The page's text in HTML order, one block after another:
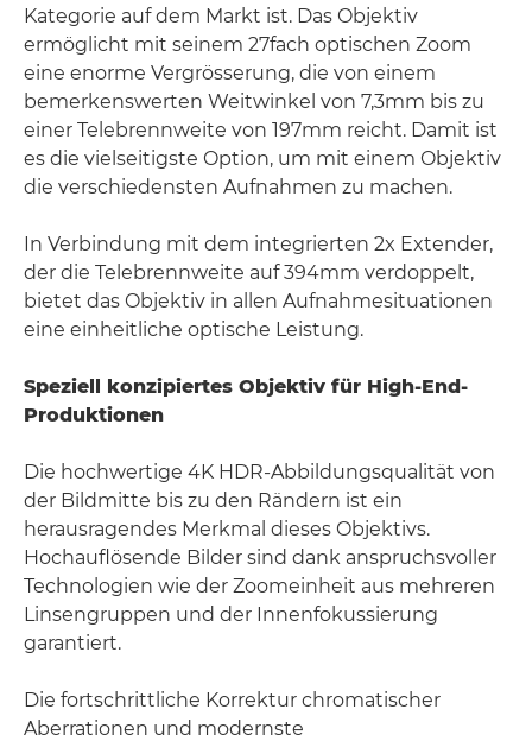
Kategorie auf dem Markt ist. Das Objektiv
ermöglicht mit seinem 27fach optischen Zoom
eine enorme Vergrösserung, die von einem
bemerkenswerten Weitwinkel von 7,3mm bis zu
einer Telebrennweite von 197mm reicht. Damit ist
es die vielseitigste Option, um mit einem Objektiv
die verschiedensten Aufnahmen zu machen.
In Verbindung mit dem integrierten 2x Extender,
der die Telebrennweite auf 394mm verdoppelt,
bietet das Objektiv in allen Aufnahmesituationen
eine einheitliche optische Leistung.
Speziell konzipiertes Objektiv für High-End-
Produktionen
Die hochwertige 4K HDR-Abbildungsqualität von
der Bildmitte bis zu den Rändern ist ein
herausragendes Merkmal dieses Objektivs.
Hochauflösende Bilder sind dank anspruchsvoller
Technologien wie der Zoomeinheit aus mehreren
Linsengruppen und der Innenfokussierung
garantiert.
Die fortschrittliche Korrektur chromatischer
Aberrationen und modernste